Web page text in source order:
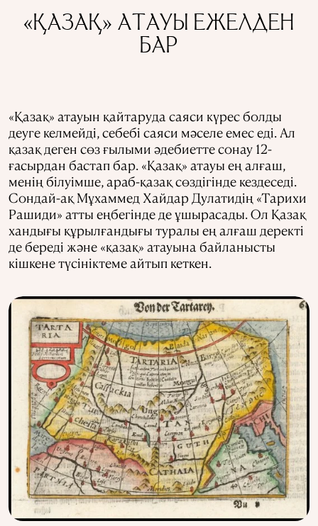
«ҚАЗАҚ» АТАУЫ ЕЖЕЛДЕН
БАР
«Қазақ» атауын қайтаруда саяси күрес болды
деуге келмейді, себебі саяси мәселе емес еді. Ал
қазақ деген сөз ғылыми әдебиетте сонау 12-
ғасырдан бастап бар. «Қазақ» атауы ең алғаш,
менің білуімше, араб-қазақ сөздігінде кездеседі.
Сондай-ақ Мұхаммед Хайдар Дулатидің «Тарихи
Рашиди» атты еңбегінде де ұшырасады. Ол Қазақ
хандығы құрылғандығы туралы ең алғаш деректі
де береді және «қазақ» атауына байланысты
кішкене түсініктеме айтып кеткен.